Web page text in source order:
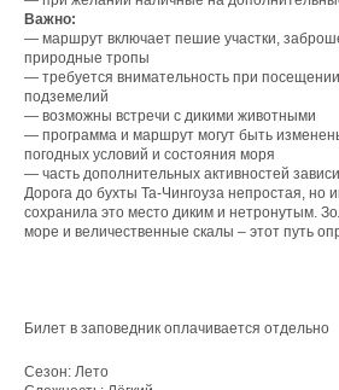
Важно:
— маршрут включает пешие участки,
природные тропы
— требуется внимательность при
подземелий
— возможны встречи с дикими животными
— программа и маршрут могут быть
погодных условий и состояния моря
— часть дополнительных активностей
Дорога до бухты Та-Чингоуза непростая, но
сохранила это место диким и нетронутым.
море и величественные скалы – этот путь
Билет в заповедник оплачивается отдельно
Сезон: Лето